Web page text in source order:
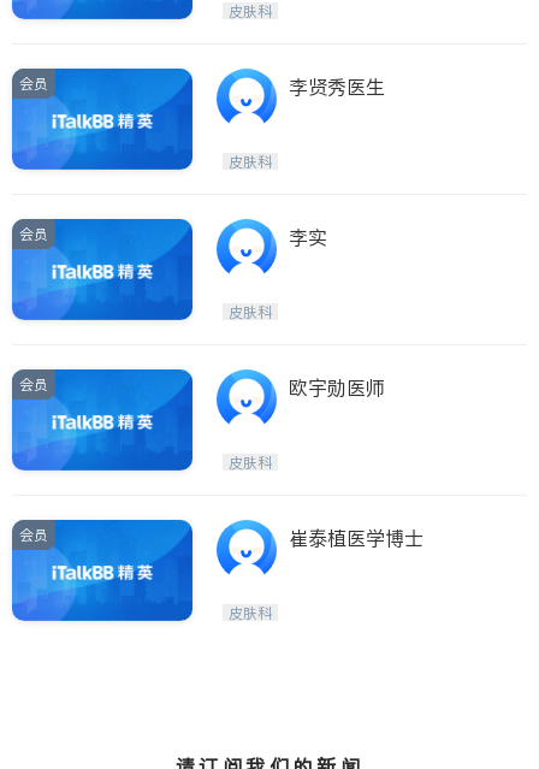
皮肤科
会员 李贤秀医生
皮肤科
会员 李实
皮肤科
会员 欧宇勋医师
皮肤科
会员 崔泰植医学博士
皮肤科